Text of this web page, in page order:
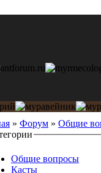
» Форум » Общие
Общие вопросы
Касты